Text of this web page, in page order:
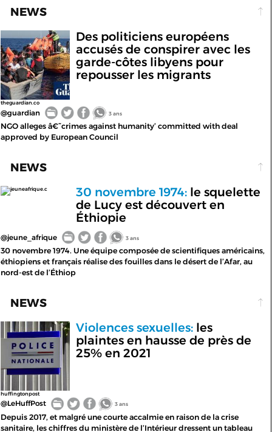
NEWS
theguardian.co
Des politiciens européens
accusés de conspirer avec les
garde-côtes libyens pour
repousser les migrants
@guardian 3 ans
NGO alleges â€˜crimes against humanity’ committed with deal
approved by European Council
NEWS
jeuneafrique.c 30 novembre 1974:le squelette
de Lucy est découvert en
Éthiopie
@jeune_afrique 3 ans
30 novembre 1974. Une équipe composée de scientifiques américains,
éthiopiens et français réalise des fouilles dans le désert de l’Afar, au
nord-est de l’Éthiop
NEWS
huffingtonpost
Violences sexuelles:les
plaintes en hausse de près de
25% en 2021
@LeHuffPost 3 ans
Depuis 2017, et malgré une courte accalmie en raison de la crise
sanitaire, les chiffres du ministère de l’Intérieur dressent un tableau